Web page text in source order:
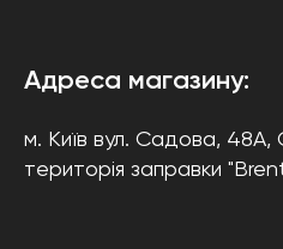
Адреса магазину:
м. Київ вул. Садова, 48А,
територія заправки